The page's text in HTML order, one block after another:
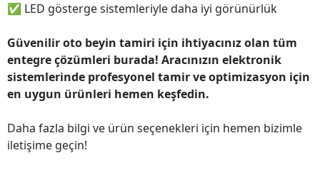
✅ LED gösterge sistemleriyle daha iyi görünürlük
Güvenilir oto beyin tamiri için ihtiyacınız olan tüm
entegre çözümleri burada! Aracınızın elektronik
sistemlerinde profesyonel tamir ve optimizasyon için
en uygun ürünleri hemen keşfedin.
Daha fazla bilgi ve ürün seçenekleri için hemen bizimle
iletişime geçin!